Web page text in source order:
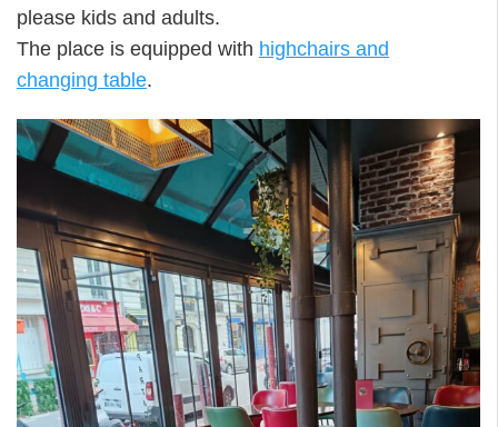
please kids and adults.
The place is equipped with highchairs and
changing table.